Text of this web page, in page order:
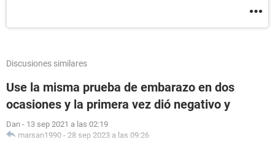
Discusiones similares
Use la misma prueba de embarazo en dos
ocasiones y la primera vez dió negativo y
Dan - 13 sep 2021 a las 02:19
marsan1990 - 28 sep 2023 a las 09:26